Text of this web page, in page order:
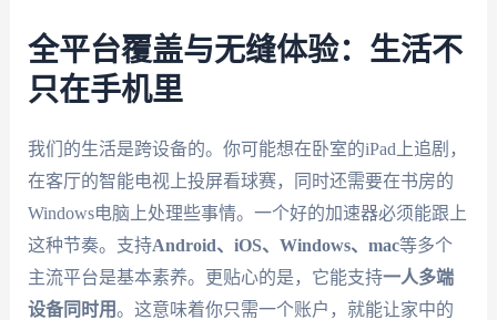
全平台覆盖与无缝体验：生活不
只在手机里
我们的生活是跨设备的。你可能想在卧室的iPad上追剧，
在客厅的智能电视上投屏看球赛，同时还需要在书房的
Windows电脑上处理些事情。一个好的加速器必须能跟上
这种节奏。支持Android、iOS、Windows、mac等多个
主流平台是基本素养。更贴心的是，它能支持一人多端
设备同时用。这意味着你只需一个账户，就能让家中的